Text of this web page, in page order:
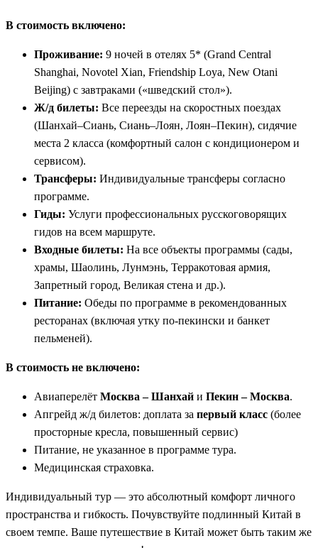
В стоимость включено:
Проживание: 9 ночей в отелях 5* (Grand Central
Shanghai, Novotel Xian, Friendship Loya, New Otani
Beijing) с завтраками («шведский стол»).
Ж/д билеты: Все переезды на скоростных поездах
(Шанхай–Сиань, Сиань–Лоян, Лоян–Пекин), сидячие
места 2 класса (комфортный салон с кондиционером и
сервисом).
Трансферы: Индивидуальные трансферы согласно
программе.
Гиды: Услуги профессиональных русскоговорящих
гидов на всем маршруте.
Входные билеты: На все объекты программы (сады,
храмы, Шаолинь, Лунмэнь, Терракотовая армия,
Запретный город, Великая стена и др.).
Питание: Обеды по программе в рекомендованных
ресторанах (включая утку по-пекински и банкет
пельменей).
В стоимость не включено:
Авиаперелёт Москва – Шанхай и Пекин – Москва.
Апгрейд ж/д билетов: доплата за первый класс (более
просторные кресла, повышенный сервис)
Питание, не указанное в программе тура.
Медицинская страховка.
Индивидуальный тур — это абсолютный комфорт личного
пространства и гибкость. Почувствуйте подлинный Китай в
своем темпе. Ваше путешествие в Китай может быть таким же